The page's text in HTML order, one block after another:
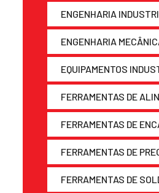
ENGENHARIA
ENGENHARIA
EQUIPAMENTOS
FERRAMENTAS DE
FERRAMENTAS DE
FERRAMENTAS DE
FERRAMENTAS DE